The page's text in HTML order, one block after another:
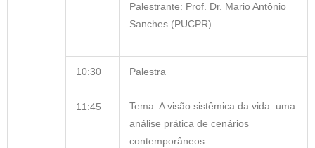
Palestrante: Prof. Dr. Mario Antônio
Sanches (PUCPR)
10:30
–
11:45
Palestra
Tema: A visão sistêmica da vida: uma
análise prática de cenários
contemporâneos